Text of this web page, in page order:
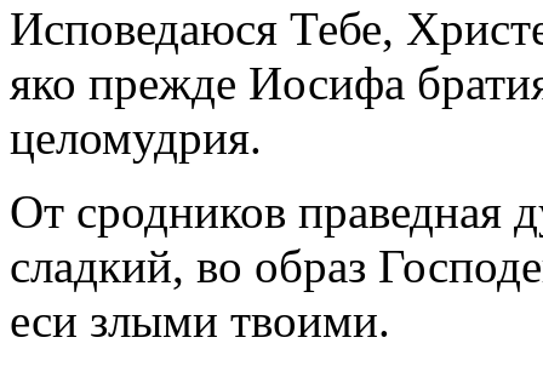
Исповедаюся Тебе,
яко прежде Иосифа
целомудрия.
От сродников праведная
сладкий, во образ
еси злыми твоими.